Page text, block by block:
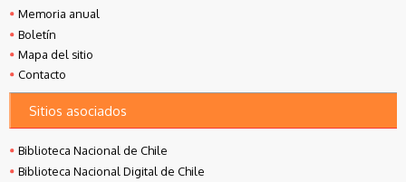
Memoria anual
Boletín
Mapa del sitio
Contacto
Sitios asociados
Biblioteca Nacional de Chile
Biblioteca Nacional Digital de Chile